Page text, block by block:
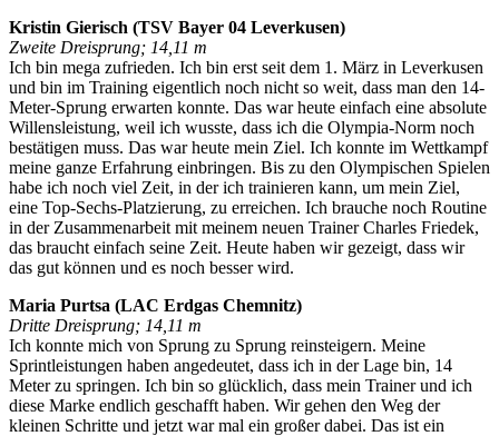
Kristin Gierisch (TSV Bayer 04 Leverkusen)
Zweite Dreisprung; 14,11 m
Ich bin mega zufrieden. Ich bin erst seit dem 1. März in Leverkusen
und bin im Training eigentlich noch nicht so weit, dass man den 14-
Meter-Sprung erwarten konnte. Das war heute einfach eine absolute
Willensleistung, weil ich wusste, dass ich die Olympia-Norm noch
bestätigen muss. Das war heute mein Ziel. Ich konnte im Wettkampf
meine ganze Erfahrung einbringen. Bis zu den Olympischen Spielen
habe ich noch viel Zeit, in der ich trainieren kann, um mein Ziel,
eine Top-Sechs-Platzierung, zu erreichen. Ich brauche noch Routine
in der Zusammenarbeit mit meinem neuen Trainer Charles Friedek,
das braucht einfach seine Zeit. Heute haben wir gezeigt, dass wir
das gut können und es noch besser wird.
Maria Purtsa (LAC Erdgas Chemnitz)
Dritte Dreisprung; 14,11 m
Ich konnte mich von Sprung zu Sprung reinsteigern. Meine
Sprintleistungen haben angedeutet, dass ich in der Lage bin, 14
Meter zu springen. Ich bin so glücklich, dass mein Trainer und ich
diese Marke endlich geschafft haben. Wir gehen den Weg der
kleinen Schritte und jetzt war mal ein großer dabei. Das ist ein